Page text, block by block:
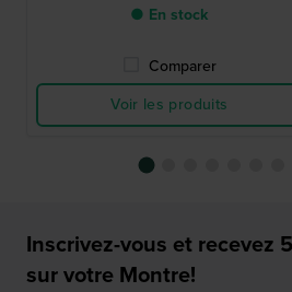
● En stock
Comparer
Voir les produits
Inscrivez-vous et recevez
sur votre Montre!